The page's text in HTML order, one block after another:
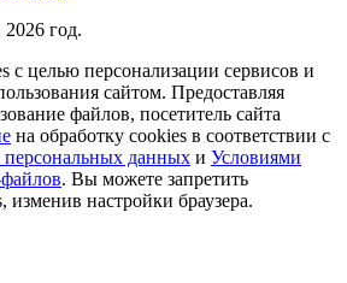
год.
с целью персонализации сервисов и
сайтом. Предоставляя
файлов, посетитель сайта
на обработку cookies в соответствии с
данных и Условиями
. Вы можете запретить
изменив настройки браузера.